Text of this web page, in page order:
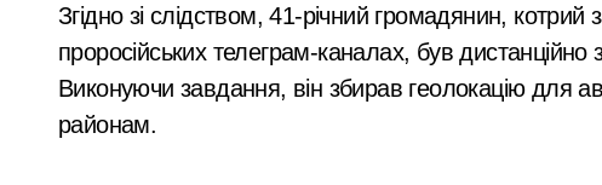
Безкоштовне кріозбереження для
«Приватні укриття, безлад у метро та
Згідно зі слідством, 41-річний громадянин,
проросійських телеграм-каналах, був
Виконуючи завдання, він збирав геолокацію для
районам.